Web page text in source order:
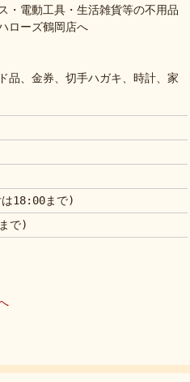
・電動工具・生活雑貨等の不用品
ローズ鶴岡店へ
品、金券、切手ハガキ、時計、家
18:00まで)
で)